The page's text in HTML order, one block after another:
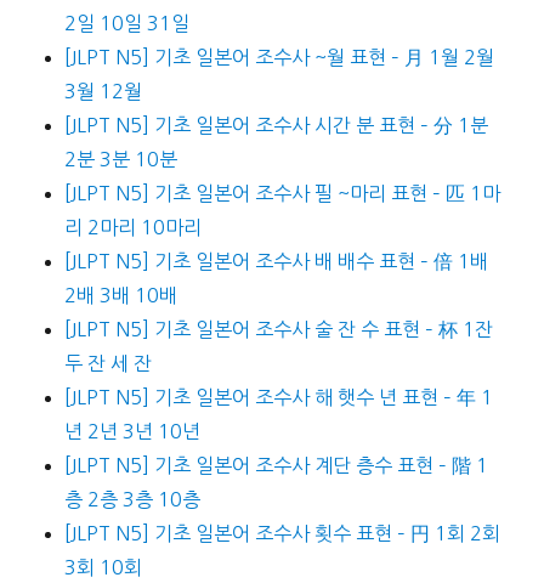
2일 10일 31일
[JLPT N5] 기초 일본어 조수사 ~월 표현 – 月 1월 2월
3월 12월
[JLPT N5] 기초 일본어 조수사 시간 분 표현 – 分 1분
2분 3분 10분
[JLPT N5] 기초 일본어 조수사 필 ~마리 표현 – 匹 1마
리 2마리 10마리
[JLPT N5] 기초 일본어 조수사 배 배수 표현 – 倍 1배
2배 3배 10배
[JLPT N5] 기초 일본어 조수사 술 잔 수 표현 – 杯 1잔
두 잔 세 잔
[JLPT N5] 기초 일본어 조수사 해 햇수 년 표현 – 年 1
년 2년 3년 10년
[JLPT N5] 기초 일본어 조수사 계단 층수 표현 – 階 1
층 2층 3층 10층
[JLPT N5] 기초 일본어 조수사 횟수 표현 – 円 1회 2회
3회 10회